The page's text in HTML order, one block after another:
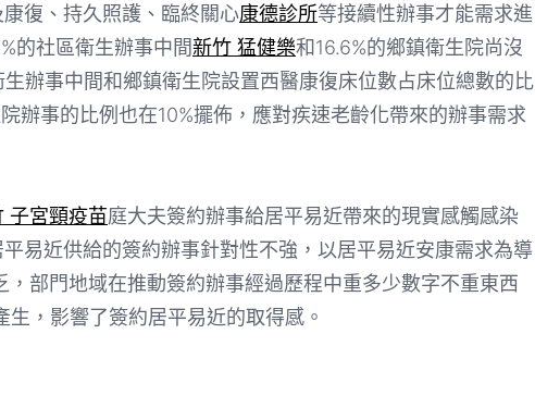
復、持久照護、臨終關心康德診所等接續性辦事才能需求進
的社區衛生辦事中間新竹 猛健樂和16.6%的鄉鎮衛生院尚沒
辦事中間和鄉鎮衛生院設置西醫康復床位數占床位總數的比
辦事的比例也在10%擺佈，應對疾速老齡化帶來的辦事需求
子宮頸疫苗庭大夫簽約辦事給居平易近帶來的現實感觸感染
易近供給的簽約辦事針對性不強，以居平易近安康需求為導
，部門地域在推動簽約辦事經過歷程中重多少數字不重東西
生，影響了簽約居平易近的取得感。